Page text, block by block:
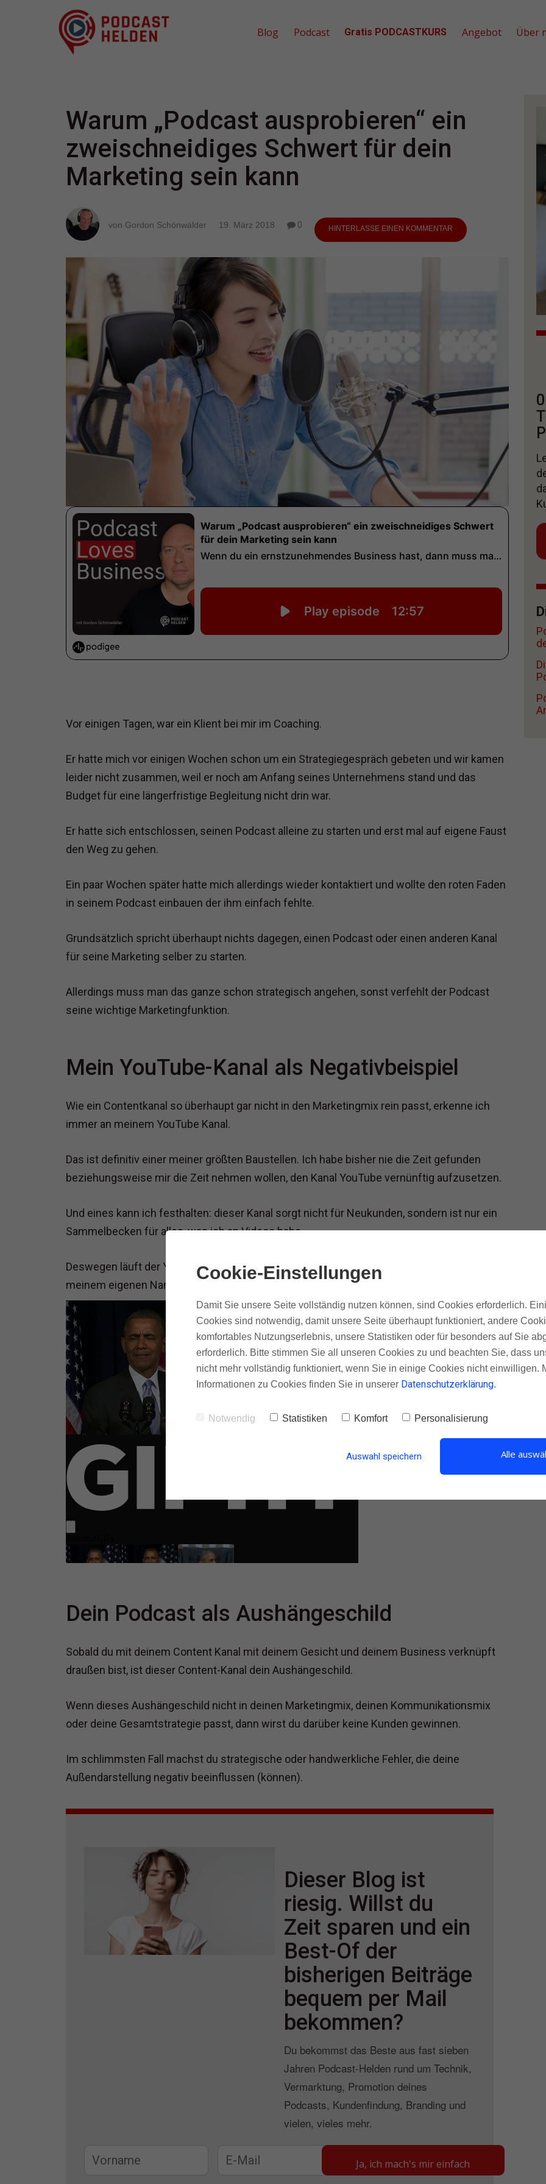
Blog Podcast Gratis PODCASTKURS Angebot Über
Warum „Podcast ausprobieren“ ein
zweischneidiges Schwert für dein
Marketing sein kann
von Gordon Schönwälder 19. März 2018 0 HINTERLASSE EINEN KOMMENTAR
Vor einigen Tagen, war ein Klient bei mir im Coaching.
Er hatte mich vor einigen Wochen schon um ein Strategiegespräch gebeten und wir kamen
leider nicht zusammen, weil er noch am Anfang seines Unternehmens stand und das
Budget für eine längerfristige Begleitung nicht drin war.
Er hatte sich entschlossen, seinen Podcast alleine zu starten und erst mal auf eigene Faust
den Weg zu gehen.
Ein paar Wochen später hatte mich allerdings wieder kontaktiert und wollte den roten Faden
in seinem Podcast einbauen der ihm einfach fehlte.
Grundsätzlich spricht überhaupt nichts dagegen, einen Podcast oder einen anderen Kanal
für seine Marketing selber zu starten.
Allerdings muss man das ganze schon strategisch angehen, sonst verfehlt der Podcast
seine wichtige Marketingfunktion.
Mein YouTube-Kanal als Negativbeispiel
Wie ein Contentkanal so überhaupt gar nicht in den Marketingmix rein passt, erkenne ich
immer an meinem YouTube Kanal.
Das ist definitiv einer meiner größten Baustellen. Ich habe bisher nie die Zeit gefunden
beziehungsweise mir die Zeit nehmen wollen, den Kanal YouTube vernünftig aufzusetzen.
Und eines kann ich festhalten: dieser Kanal sorgt nicht für Neukunden, sondern ist nur ein
Sammelbecken für alles, was ich an Videos habe.
Deswegen läuft der YouTube-Kanal auch nicht unter Podcast-Helden, sondern unter
meinem eigenen Namen.
Dein Podcast als Aushängeschild
Sobald du mit deinem Content Kanal mit deinem Gesicht und deinem Business verknüpft
draußen bist, ist dieser Content-Kanal dein Aushängeschild.
Wenn dieses Aushängeschild nicht in deinen Marketingmix, deinen Kommunikationsmix
oder deine Gesamtstrategie passt, dann wirst du darüber keine Kunden gewinnen.
Im schlimmsten Fall machst du strategische oder handwerkliche Fehler, die deine
Außendarstellung negativ beeinflussen (können).
Dieser Blog ist
riesig. Willst du
Zeit sparen und ein
Best-Of der
bisherigen Beiträge
bequem per Mail
bekommen?
Du bekommst das Beste aus fast sieben
Jahren Podcast-Helden rund um Technik,
Vermarktung, Promotion deines
Podcasts, Kundenfindung, Branding und
vielen, vieles mehr.
Ja, ich mach's mir einfach
Cookie-Einstellungen
Damit Sie unsere Seite vollständig nutzen können, sind Cookies erforderlich.
Cookies sind notwendig, damit unsere Seite überhaupt funktioniert, andere
komfortables Nutzungserlebnis, unsere Statistiken oder für besonders auf Sie
erforderlich. Bitte stimmen Sie all unseren Cookies zu und beachten Sie, dass
nicht mehr vollständig funktioniert, wenn Sie in einige Cookies nicht einwilligen.
Informationen zu Cookies finden Sie in unserer Datenschutzerklärung.
Notwendig Statistiken Komfort Personalisierung
Auswahl speichern Alle